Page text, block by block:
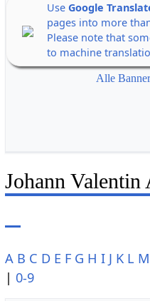
Use Google
pages into more
Please note that
to machine
Alle
Johann Valentin
A B C D E F G H I J K L M
| 0-9